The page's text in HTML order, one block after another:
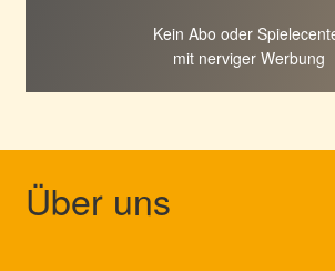
Kein Abo oder
mit nerviger Werbung
Über uns